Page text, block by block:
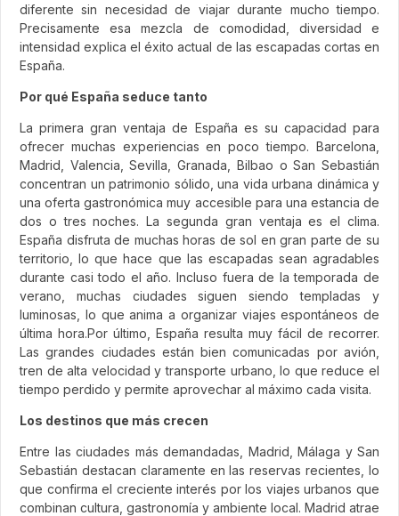
diferente sin necesidad de viajar durante mucho tiempo.
Precisamente esa mezcla de comodidad, diversidad e
intensidad explica el éxito actual de las escapadas cortas en
España.
Por qué España seduce tanto
La primera gran ventaja de España es su capacidad para
ofrecer muchas experiencias en poco tiempo. Barcelona,
Madrid, Valencia, Sevilla, Granada, Bilbao o San Sebastián
concentran un patrimonio sólido, una vida urbana dinámica y
una oferta gastronómica muy accesible para una estancia de
dos o tres noches. La segunda gran ventaja es el clima.
España disfruta de muchas horas de sol en gran parte de su
territorio, lo que hace que las escapadas sean agradables
durante casi todo el año. Incluso fuera de la temporada de
verano, muchas ciudades siguen siendo templadas y
luminosas, lo que anima a organizar viajes espontáneos de
última hora.Por último, España resulta muy fácil de recorrer.
Las grandes ciudades están bien comunicadas por avión,
tren de alta velocidad y transporte urbano, lo que reduce el
tiempo perdido y permite aprovechar al máximo cada visita.
Los destinos que más crecen
Entre las ciudades más demandadas, Madrid, Málaga y San
Sebastián destacan claramente en las reservas recientes, lo
que confirma el creciente interés por los viajes urbanos que
combinan cultura, gastronomía y ambiente local. Madrid atrae